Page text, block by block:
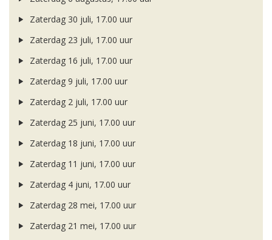
Zaterdag 30 juli, 17.00 uur
Zaterdag 23 juli, 17.00 uur
Zaterdag 16 juli, 17.00 uur
Zaterdag 9 juli, 17.00 uur
Zaterdag 2 juli, 17.00 uur
Zaterdag 25 juni, 17.00 uur
Zaterdag 18 juni, 17.00 uur
Zaterdag 11 juni, 17.00 uur
Zaterdag 4 juni, 17.00 uur
Zaterdag 28 mei, 17.00 uur
Zaterdag 21 mei, 17.00 uur